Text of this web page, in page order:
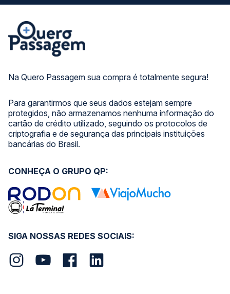
Na Quero Passagem sua compra é totalmente segura!
Para garantirmos que seus dados estejam sempre
protegidos, não armazenamos nenhuma informação do
cartão de crédito utilizado, seguindo os protocolos de
criptografia e de segurança das principais instituições
bancárias do Brasil.
SIGA NOSSAS REDES SOCIAIS:
CONHEÇA O GRUPO QP: